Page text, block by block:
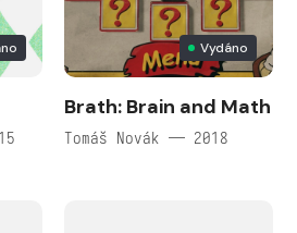
Vydáno
Brath: Brain and Math
Tomáš Novák — 2018